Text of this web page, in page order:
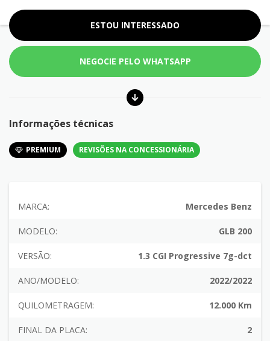
ESTOU INTERESSADO
NEGOCIE PELO WHATSAPP
Informações técnicas
PREMIUM REVISÕES NA CONCESSIONÁRIA
MARCA: Mercedes Benz
MODELO: GLB 200
VERSÃO: 1.3 CGI Progressive 7g-dct
ANO/MODELO: 2022/2022
QUILOMETRAGEM: 12.000 Km
FINAL DA PLACA: 2